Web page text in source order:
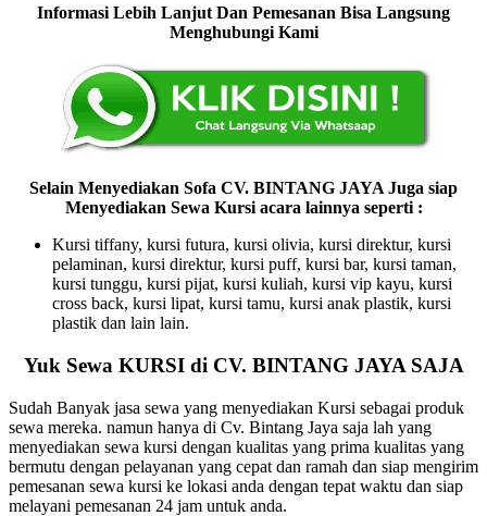
Informasi Lebih Lanjut Dan Pemesanan Bisa Langsung
Menghubungi Kami
Selain Menyediakan Sofa CV. BINTANG JAYA Juga siap
Menyediakan Sewa Kursi acara lainnya seperti :
Kursi tiffany, kursi futura, kursi olivia, kursi direktur, kursi
pelaminan, kursi direktur, kursi puff, kursi bar, kursi taman,
kursi tunggu, kursi pijat, kursi kuliah, kursi vip kayu, kursi
cross back, kursi lipat, kursi tamu, kursi anak plastik, kursi
plastik dan lain lain.
Yuk Sewa KURSI di CV. BINTANG JAYA SAJA
Sudah Banyak jasa sewa yang menyediakan Kursi sebagai produk
sewa mereka. namun hanya di Cv. Bintang Jaya saja lah yang
menyediakan sewa kursi dengan kualitas yang prima kualitas yang
bermutu dengan pelayanan yang cepat dan ramah dan siap mengirim
pemesanan sewa kursi ke lokasi anda dengan tepat waktu dan siap
melayani pemesanan 24 jam untuk anda.